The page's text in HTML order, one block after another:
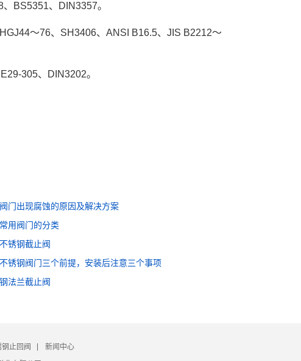
BS5351、DIN3357。
～76、SH3406、ANSI B16.5、JIS B2212～
305、DIN3202。
门出现腐蚀的原因及解决方案
用阀门的分类
锈钢截止阀
锈钢阀门三个前提，安装后注意三个事项
法兰截止阀
止回阀
新闻中心